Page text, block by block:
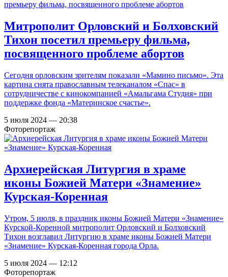
Митрополит Орловский и Болховский
Тихон посетил премьеру фильма,
посвященного проблеме абортов
Сегодня орловским зрителям показали «Мамино письмо». Эта
картина снята православным телеканалом «Спас» в
сотрудничестве с кинокомпанией «Амальгама Студия» при
поддержке фонда «Материнское счастье».
5 июля 2024 — 20:38
Фоторепортаж
Архиерейская Литургия в храме
иконы Божией Матери «Знамение»
Курская-Коренная
Утром, 5 июля, в праздник иконы Божией Матери «Знамение»
Курской-Коренной митрополит Орловский и Болховский
Тихон возглавил Литургию в храме иконы Божией Матери
«Знамение» Курская-Коренная города Орла.
5 июля 2024 — 12:12
Фоторепортаж